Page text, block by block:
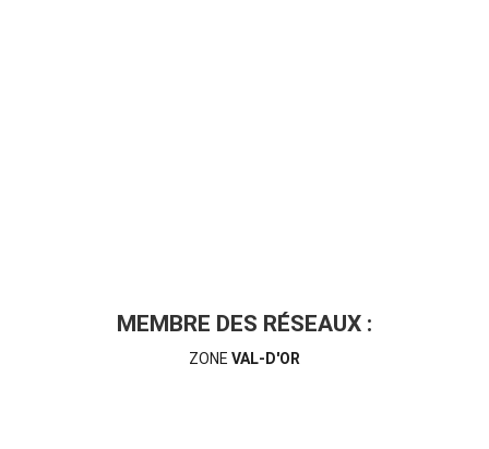
MEMBRE DES RÉSEAUX :
ZONE VAL-D'OR